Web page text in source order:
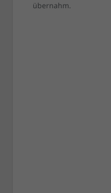
übernahm.